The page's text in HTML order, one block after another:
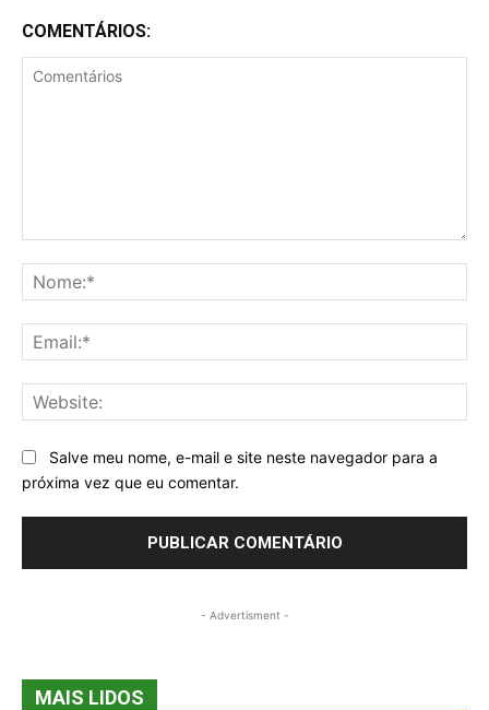
COMENTÁRIOS:
Salve meu nome, e-mail e site neste navegador para a
próxima vez que eu comentar.
- Advertisment -
MAIS LIDOS